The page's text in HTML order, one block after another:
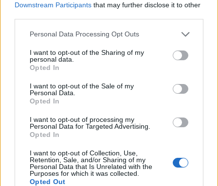
Downstream Participants that may further disclose it to other
Please note that this website/app uses one or more Google
not limited to your visit or usage behaviour. You may click to
grant or deny consent to Google and its third-party tags to
use your data for below specified purposes in below Google
consent section.
Personal Data Processing Opt Outs
I want to opt-out of the Sharing of my
personal data.
Opted In
I want to opt-out of the Sale of my
Personal Data.
Opted In
I want to opt-out of processing my
Personal Data for Targeted Advertising.
Opted In
I want to opt-out of Collection, Use,
Retention, Sale, and/or Sharing of my
Personal Data that Is Unrelated with the
Purposes for which it was collected.
Opted Out
Menesztették a Nemzeti Kommunikációs
Hivatal és a Nemzeti Rendezvényszervező
Ügynökség vezetőit
HÍREK egy órája